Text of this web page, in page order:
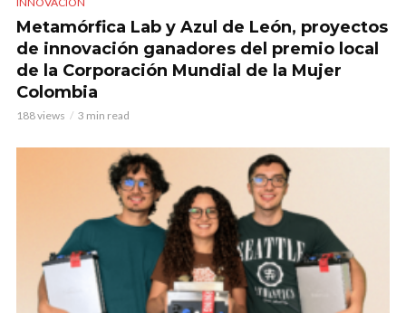
Metamórfica Lab y Azul de León, proyectos
de innovación ganadores del premio local
de la Corporación Mundial de la Mujer
Colombia
188 views 3 min read